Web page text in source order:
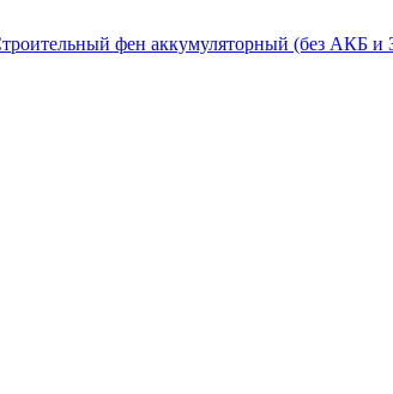
фен аккумуляторный (без АКБ и